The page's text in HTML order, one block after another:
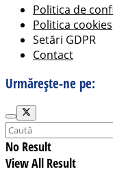
Politica de
Politica cookies
Setări GDPR
Contact
Urmărește-ne pe:
No Result
View All Result